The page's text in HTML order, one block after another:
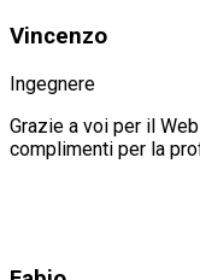
Vincenzo
Ingegnere
Grazie a voi per il
complimenti per la